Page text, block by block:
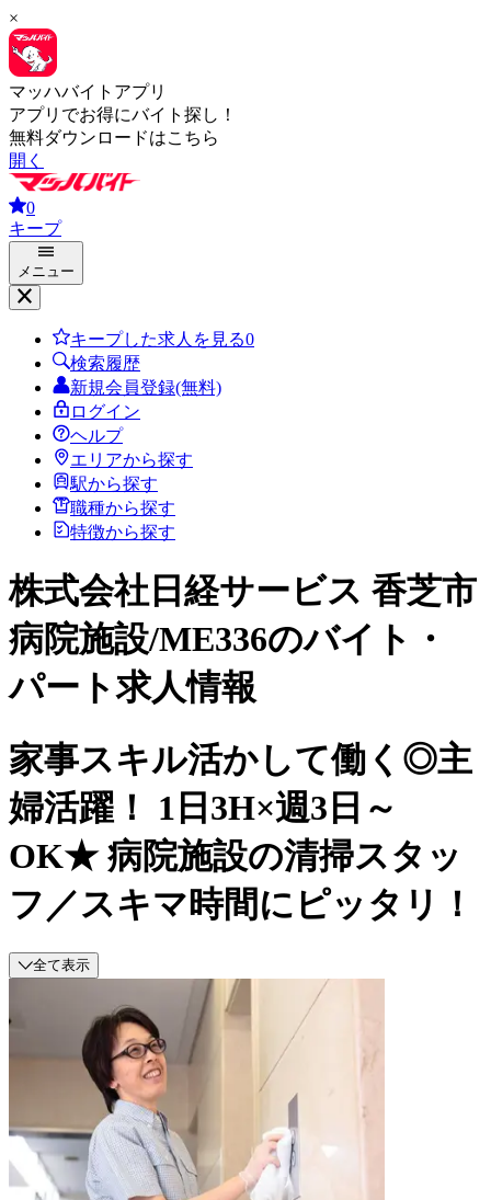
×
マッハバイトアプリ
アプリでお得にバイト探し！
無料ダウンロードはこちら
開く
0
キープ
メニュー
キープした求人を見る0
検索履歴
新規会員登録(無料)
ログイン
ヘルプ
エリアから探す
駅から探す
職種から探す
特徴から探す
株式会社日経サービス 香芝市
病院施設/ME336のバイト・
パート求人情報
家事スキル活かして働く◎主
婦活躍！ 1日3H×週3日～
OK★ 病院施設の清掃スタッ
フ／スキマ時間にピッタリ！
全て表示